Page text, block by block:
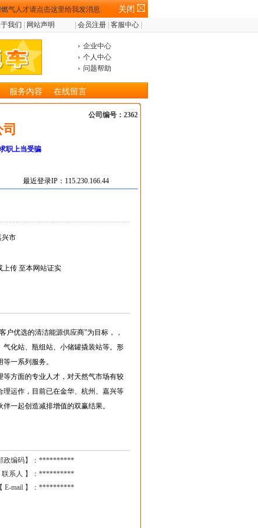
关闭
我们 网站声明 会员注册 客服中心
企业中心
个人中心
问题帮助
服务内容 在线留言
公司编号：2362
职上当受骗
最近登录IP：115.230.166.44
兴市
上传 至本网站证实
户优选的清洁能源供应商”为目标，，
化站、瓶组站、小储罐撬装站等。形
一系列服务。
方面的专业人才，对天然气市场有较
运作，目前已在金华、杭州、嘉兴等
一起创造减排增值的双赢结果。
政编码】： **********
联系人 】： **********
【 E-mail 】： **********